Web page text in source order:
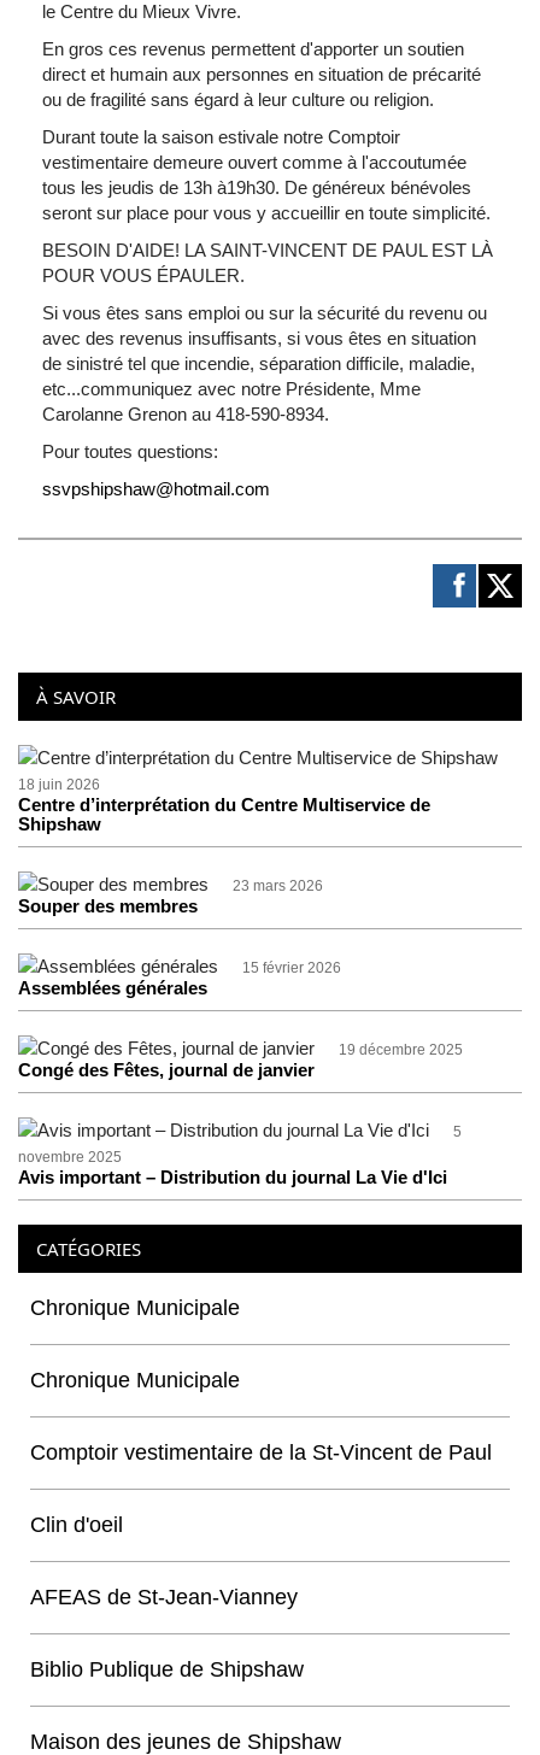
le Centre du Mieux Vivre.
En gros ces revenus permettent d'apporter un soutien
direct et humain aux personnes en situation de précarité
ou de fragilité sans égard à leur culture ou religion.
Durant toute la saison estivale notre Comptoir
vestimentaire demeure ouvert comme à l'accoutumée
tous les jeudis de 13h à19h30. De généreux bénévoles
seront sur place pour vous y accueillir en toute simplicité.
BESOIN D'AIDE! LA SAINT-VINCENT DE PAUL EST LÀ
POUR VOUS ÉPAULER.
Si vous êtes sans emploi ou sur la sécurité du revenu ou
avec des revenus insuffisants, si vous êtes en situation
de sinistré tel que incendie, séparation difficile, maladie,
etc...communiquez avec notre Présidente, Mme
Carolanne Grenon au 418-590-8934.
Pour toutes questions:
ssvpshipshaw@hotmail.com
À SAVOIR
18 juin 2026
Centre d’interprétation du Centre Multiservice de
Shipshaw
23 mars 2026
Souper des membres
15 février 2026
Assemblées générales
19 décembre 2025
Congé des Fêtes, journal de janvier
5
novembre 2025
Avis important – Distribution du journal La Vie d'Ici
CATÉGORIES
Chronique Municipale
Chronique Municipale
Comptoir vestimentaire de la St-Vincent de Paul
Clin d'oeil
AFEAS de St-Jean-Vianney
Biblio Publique de Shipshaw
Maison des jeunes de Shipshaw